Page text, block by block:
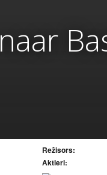
Režisors:
Aktieri: